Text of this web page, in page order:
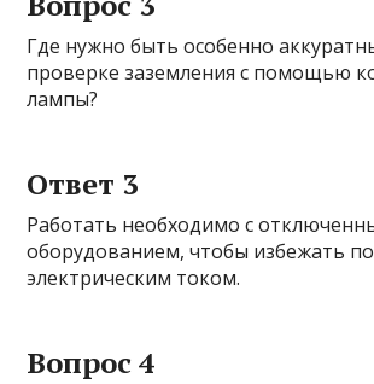
Где нужно быть особенно
проверке заземления с помощью
лампы?
Ответ 3
Работать необходимо с
оборудованием, чтобы избежать
электрическим током.
Вопрос 4